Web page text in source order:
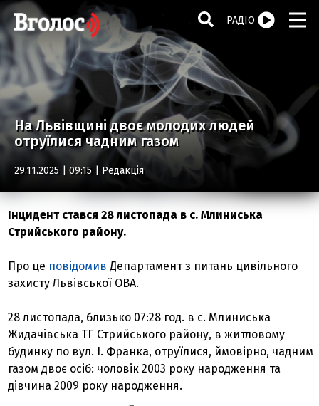
РАДІО
На Львівщині двоє молодих людей
отруїлися чадним газом
29.11.2025 | 09:15 | Редакція
Інцидент стався 28 листопада в с. Млиниська
Стрийського району.
Про це повідомив Департамент з питань цивільного
захисту Львівської ОВА.
28 листопада, близько 07:28 год. в с. Млиниська
Жидачівська ТГ Стрийського району, в житловому
будинку по вул. І. Франка, отруїлися, ймовірно, чадним
газом двоє осіб: чоловік 2003 року народження та
дівчина 2009 року народження.